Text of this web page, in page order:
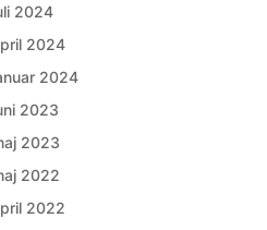
2024
2024
2024
2023
2023
2022
2022